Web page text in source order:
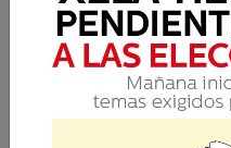
tiempo o